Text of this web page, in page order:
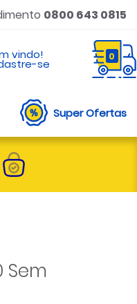
0800 643 0815
vindo!
se
0
Super Ofertas
Sem